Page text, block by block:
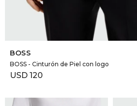
SELECCIONAR TALLE
BOSS
BOSS - Cinturón de Piel con logo
USD 120